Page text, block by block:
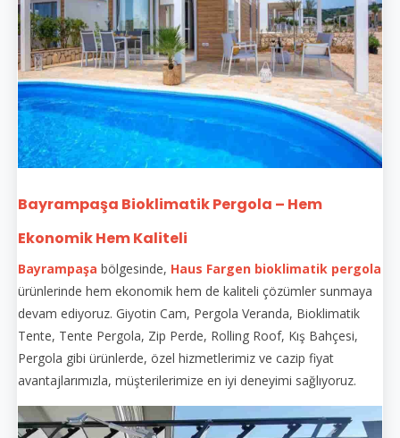
Bayrampaşa Bioklimatik Pergola – Hem
Ekonomik Hem Kaliteli
Bayrampaşa bölgesinde, Haus Fargen bioklimatik pergola
ürünlerinde hem ekonomik hem de kaliteli çözümler sunmaya
devam ediyoruz. Giyotin Cam, Pergola Veranda, Bioklimatik
Tente, Tente Pergola, Zip Perde, Rolling Roof, Kış Bahçesi,
Pergola gibi ürünlerde, özel hizmetlerimiz ve cazip fiyat
avantajlarımızla, müşterilerimize en iyi deneyimi sağlıyoruz.